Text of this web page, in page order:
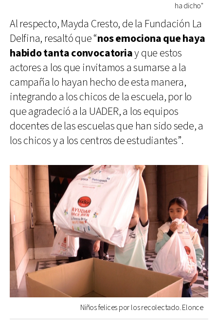
ha dicho"
Al respecto, Mayda Cresto, de la Fundación La
Delfina, resaltó que “nos emociona que haya
habido tanta convocatoriay que estos
actores a los que invitamos a sumarse a la
campaña lo hayan hecho de esta manera,
integrando a los chicos de la escuela, por lo
que agradeció a la UADER, a los equipos
docentes de las escuelas que han sido sede, a
los chicos y a los centros de estudiantes”.
Niños felices por los recolectado. Elonce